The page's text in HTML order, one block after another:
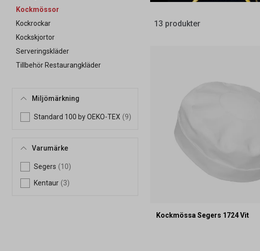
Kockmössor
Kockrockar
Kockskjortor
Serveringskläder
Tillbehör Restaurangkläder
Miljömärkning
Standard 100 by OEKO-TEX (9)
Varumärke
Segers (10)
Kentaur (3)
13 produkter
Kockmössa Segers 1724 Vit